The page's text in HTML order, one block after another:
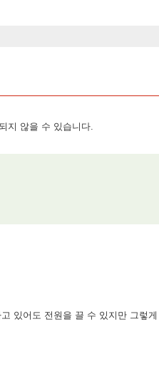
지 않을 수 있습니다.
있어도 전원을 끌 수 있지만 그렇